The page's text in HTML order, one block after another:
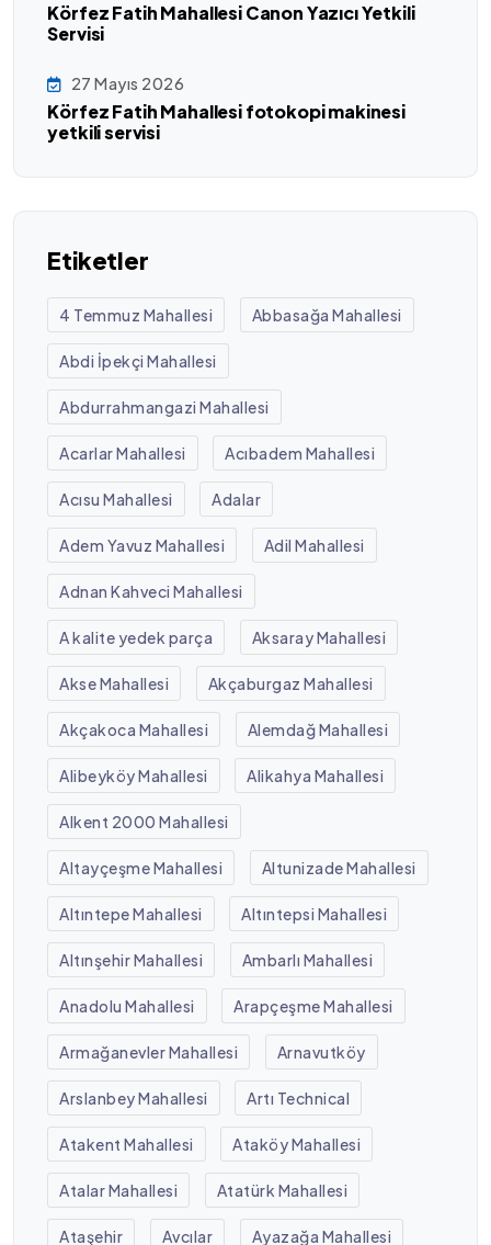
Körfez Fatih Mahallesi Canon Yazıcı Yetkili
Servisi
27 Mayıs 2026
Körfez Fatih Mahallesi fotokopi makinesi
yetkili servisi
Etiketler
4 Temmuz Mahallesi Abbasağa Mahallesi
Abdi İpekçi Mahallesi
Abdurrahmangazi Mahallesi
Acarlar Mahallesi Acıbadem Mahallesi
Acısu Mahallesi Adalar
Adem Yavuz Mahallesi Adil Mahallesi
Adnan Kahveci Mahallesi
A kalite yedek parça Aksaray Mahallesi
Akse Mahallesi Akçaburgaz Mahallesi
Akçakoca Mahallesi Alemdağ Mahallesi
Alibeyköy Mahallesi Alikahya Mahallesi
Alkent 2000 Mahallesi
Altayçeşme Mahallesi Altunizade Mahallesi
Altıntepe Mahallesi Altıntepsi Mahallesi
Altınşehir Mahallesi Ambarlı Mahallesi
Anadolu Mahallesi Arapçeşme Mahallesi
Armağanevler Mahallesi Arnavutköy
Arslanbey Mahallesi Artı Technical
Atakent Mahallesi Ataköy Mahallesi
Atalar Mahallesi Atatürk Mahallesi
Ataşehir Avcılar Ayazağa Mahallesi